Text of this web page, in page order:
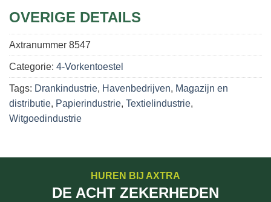
OVERIGE DETAILS
Axtranummer 8547
Categorie: 4-Vorkentoestel
Tags: Drankindustrie, Havenbedrijven, Magazijn en
distributie, Papierindustrie, Textielindustrie,
Witgoedindustrie
HUREN BIJ AXTRA
DE ACHT ZEKERHEDEN